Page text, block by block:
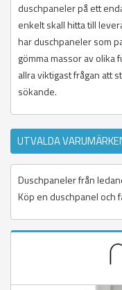
duschpaneler på ett
enkelt skall hitta till
har duschpaneler som
gömma massor av olika
allra viktigast frågan att
sökande.
UTVALDA
Duschpaneler från
Köp en duschpanel och